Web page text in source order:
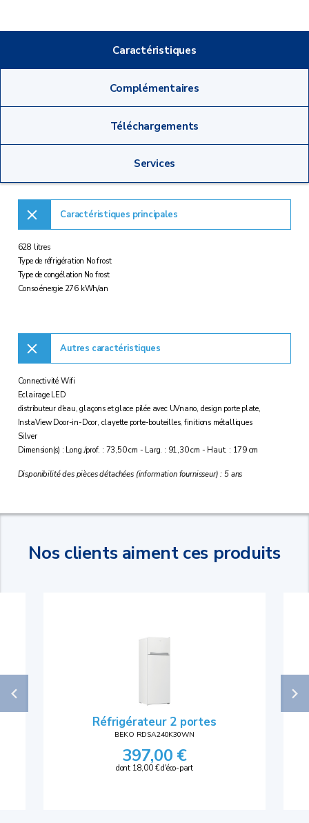
Caractéristiques
Complémentaires
Téléchargements
Services
Caractéristiques principales
628 litres
Type de réfrigération No frost
Type de congélation No frost
Conso énergie 276 kWh/an
Autres caractéristiques
Connectivité Wifi
Eclairage LED
distributeur d'eau, glaçons et glace pilée avec UVnano, design porte plate,
InstaView Door-in-Door, clayette porte-bouteilles, finitions métalliques
Silver
Dimension(s) : Long./prof. : 73,50 cm - Larg. : 91,30 cm - Haut. : 179 cm
Disponibilité des pièces détachées (information fournisseur) : 5 ans
Nos clients aiment ces produits
Réfrigérateur 2 portes
BEKO RDSA240K30WN
397,00 €
dont 18,00 € d'éco-part